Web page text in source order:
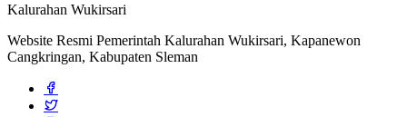
Kalurahan Wukirsari
Website Resmi Pemerintah Kalurahan Wukirsari, Kapanewon
Cangkringan, Kabupaten Sleman